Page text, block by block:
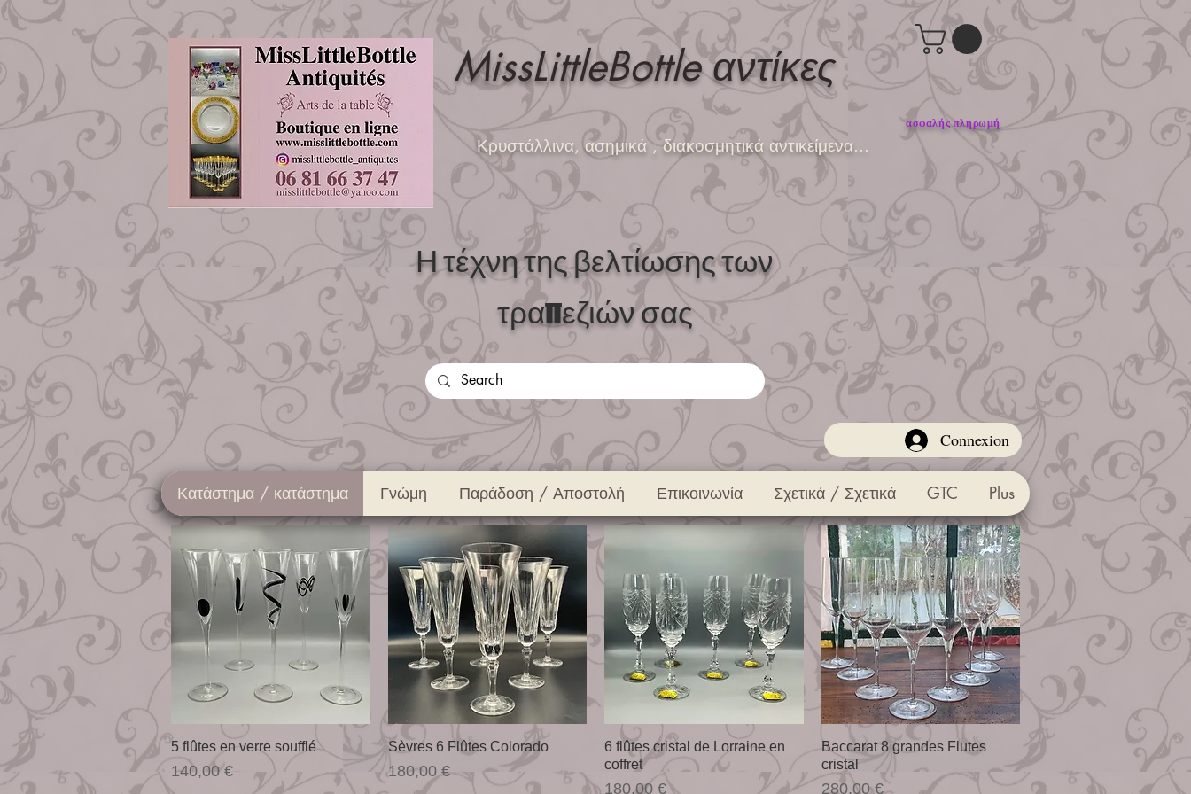
MissLittleBottle αντίκες
ασφαλής πληρωμή
Κρυστάλλινα, ασημικά , διακοσμητικά αντικείμενα...
Η τέχνη της βελτίωσης των
τραπεζιών σας
Connexion
Κατάστημα / κατάστημα Γνώμη Παράδοση / Αποστολή Επικοινωνία Σχετικά / Σχετικά GTC Plus
Γρήγορη προβολή
5 flûtes en verre soufflé
Τιμή
140,00 €
Γρήγορη προβολή
Sèvres 6 Flûtes Colorado
Τιμή
180,00 €
Γρήγορη προβολή
6 flûtes cristal de Lorraine en
coffret
Τιμή
180,00 €
Γρήγορη προβολή
Baccarat 8 grandes Flutes
cristal
Τιμή
280,00 €